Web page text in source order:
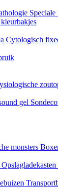
Cytologisch
gel
monsters